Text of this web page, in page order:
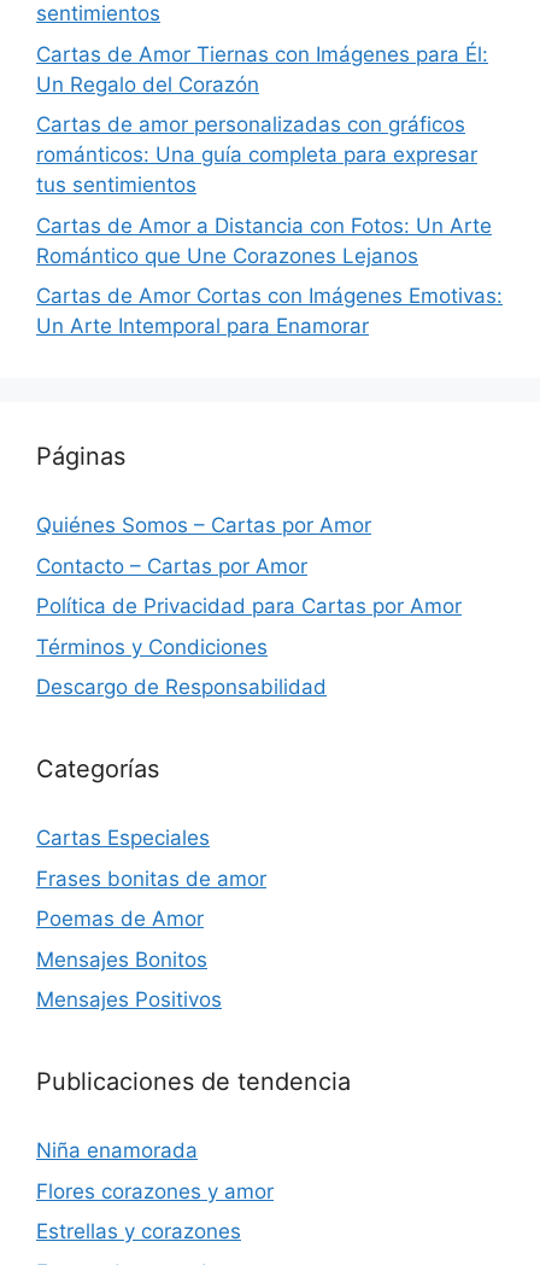
sentimientos
Cartas de Amor Tiernas con Imágenes para Él:
Un Regalo del Corazón
Cartas de amor personalizadas con gráficos
románticos: Una guía completa para expresar
tus sentimientos
Cartas de Amor a Distancia con Fotos: Un Arte
Romántico que Une Corazones Lejanos
Cartas de Amor Cortas con Imágenes Emotivas:
Un Arte Intemporal para Enamorar
Páginas
Quiénes Somos – Cartas por Amor
Contacto – Cartas por Amor
Política de Privacidad para Cartas por Amor
Términos y Condiciones
Descargo de Responsabilidad
Categorías
Cartas Especiales
Frases bonitas de amor
Poemas de Amor
Mensajes Bonitos
Mensajes Positivos
Publicaciones de tendencia
Niña enamorada
Flores corazones y amor
Estrellas y corazones